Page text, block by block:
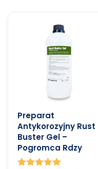
Preparat
Antykorozyjny Rust
Buster Gel –
Pogromca Rdzy